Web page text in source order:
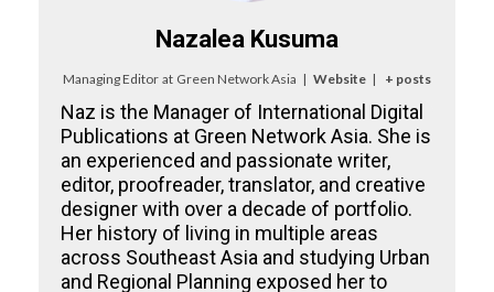
Nazalea Kusuma
Managing Editor at Green Network Asia | Website | + posts
Naz is the Manager of International Digital
Publications at Green Network Asia. She is
an experienced and passionate writer,
editor, proofreader, translator, and creative
designer with over a decade of portfolio.
Her history of living in multiple areas
across Southeast Asia and studying Urban
and Regional Planning exposed her to